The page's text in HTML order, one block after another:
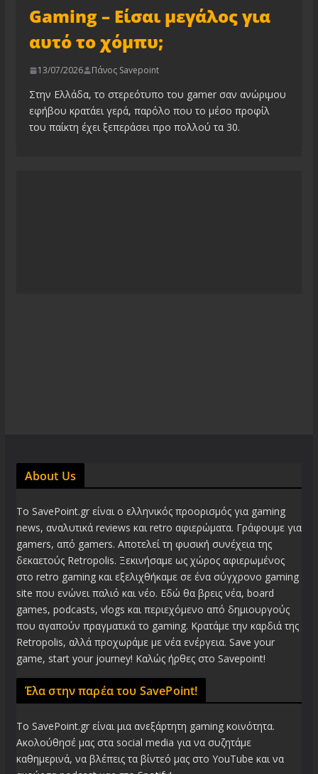
Gaming – Είσαι μεγάλος για
αυτό το χόμπυ;
13/07/2026 Πάνος Savepoint
Στην Ελλάδα, το στερεότυπο του gamer σαν ανώριμου
εφήβου κρατάει γερά, παρόλο που το μέσο προφίλ
του παίκτη έχει ξεπεράσει προ πολλού τα 30.
About Us
Το SavePoint.gr είναι ο ελληνικός προορισμός για gaming
news, αναλυτικά reviews και retro αφιερώματα. Γράφουμε για
gamers, από gamers. Αποτελεί τη φυσική συνέχεια της
δεκαετούς Retropolis. Ξεκινήσαμε ως χώρος αφιερωμένος
στο retro gaming και εξελιχθήκαμε σε ένα σύγχρονο gaming
site που ενώνει παλιό και νέο. Εδώ θα βρεις νέα, board
games, podcasts, vlogs και περιεχόμενο από δημιουργούς
που αγαπούν πραγματικά το gaming. Κρατάμε την καρδιά της
Retropolis, αλλά προχωράμε με νέα ενέργεια. Save your
game, start your journey! Καλώς ήρθες στο Savepoint!
Έλα στην παρέα του SavePoint!
Το SavePoint.gr είναι μια ανεξάρτητη gaming κοινότητα.
Ακολούθησέ μας στα social media για να συζητάμε
καθημερινά, να βλέπεις τα βίντεό μας στο YouTube και να